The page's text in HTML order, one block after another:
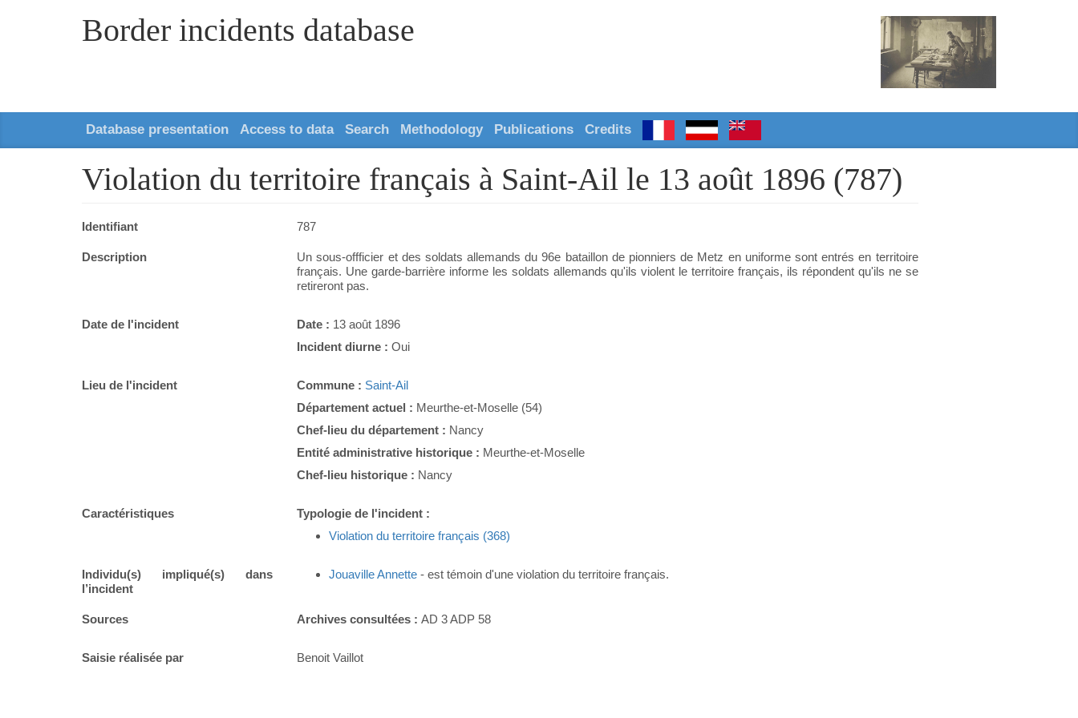
Border incidents database
Database presentation Access to data Search Methodology Publications Credits
Violation du territoire français à Saint-Ail le 13 août 1896 (787)
Identifiant 787
Description
Un sous-offficier et des soldats allemands du 96e bataillon de pionniers de Metz en uniforme sont entrés en territoire
français. Une garde-barrière informe les soldats allemands qu'ils violent le territoire français, ils répondent qu'ils ne se
retireront pas.
Date de l'incident Date : 13 août 1896
Incident diurne :Oui
Lieu de l'incident Commune : Saint-Ail
Département actuel : Meurthe-et-Moselle (54)
Chef-lieu du département : Nancy
Entité administrative historique : Meurthe-et-Moselle
Chef-lieu historique : Nancy
Caractéristiques
Typologie de l'incident :
Violation du territoire français (368)
Individu(s) impliqué(s) dans
l’incident
Jouaville Annette- est témoin d'une violation du territoire français.
Sources Archives consultées :AD 3 ADP 58
Saisie réalisée par Benoit Vaillot